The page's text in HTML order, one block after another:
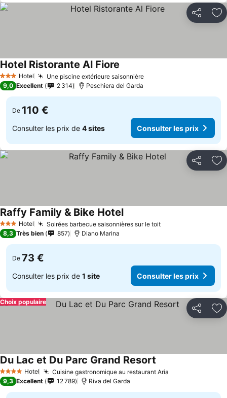
Partager
3 ÉtoilesHotel Une piscine extérieure saisonnière
Hotel Ristorante Al Fiore
9,0 Excellent 2 314 Peschiera del Garda
De 110 €
Consulter les prix de 4 sites Consulter les prix
Partager
3 ÉtoilesHotel Soirées barbecue saisonnières sur le toit
Raffy Family & Bike Hotel
8,3 Très bien 857 Diano Marina
De 73 €
Consulter les prix de 1 site Consulter les prix
Partager
Choix populaire
4 Étoiles Hotel Cuisine gastronomique au restaurant Aria
Du Lac et Du Parc Grand Resort
9,3 Excellent 12 789 Riva del Garda